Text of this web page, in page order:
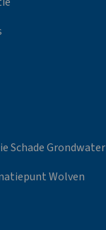
Schade Grondwater
Wolven